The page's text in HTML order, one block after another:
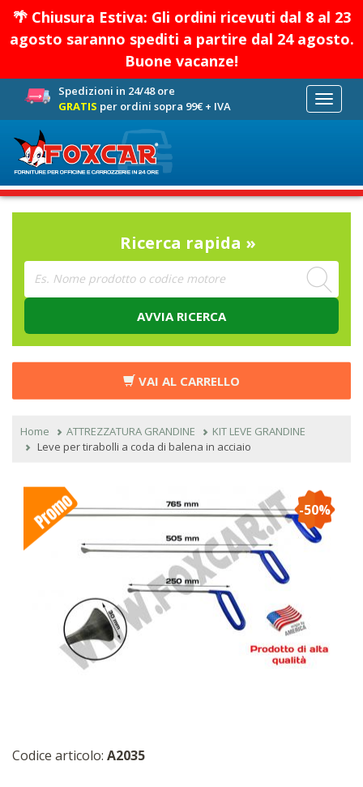
🌴 Chiusura Estiva: Gli ordini ricevuti dal 8 al 23
agosto saranno spediti a partire dal 24 agosto.
Buone vacanze!
Spedizioni in 24/48 ore
GRATIS per ordini sopra 99€ + IVA
Toggle
Ricerca rapida »
AVVIA RICERCA
VAI AL CARRELLO
Home ATTREZZATURA GRANDINE
KIT LEVE GRANDINE
Leve per tirabolli a coda di balena in acciaio
-50%
Codice articolo: A2035